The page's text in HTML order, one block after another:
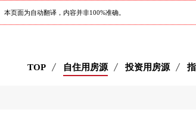
本页面为自动翻译，内容并非100%准确。
TOP 自住用房源 投资用房源